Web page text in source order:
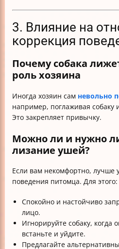
3. Влияние на
коррекция
Почему собака
роль хозяина
Иногда хозяин сам невольно
например, поглаживая собаку
Это закрепляет привычку.
Можно ли и нужно
лизание ушей?
Если вам некомфортно, лучше
поведения питомца. Для этого:
Спокойно и настойчиво
лицо.
Игнорируйте собаку, когда
встаньте и уйдите.
Предлагайте